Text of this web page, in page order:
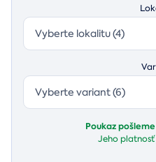
Vyberte lokalitu (4)
Vyberte variant (6)
Poukaz
Jeho platnosť